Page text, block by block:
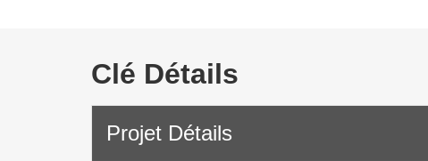
Clé Détails
Projet Détails